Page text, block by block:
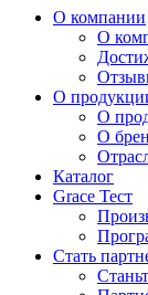
О компании
О
О
О
О
Каталог
Grace Тест
Стать